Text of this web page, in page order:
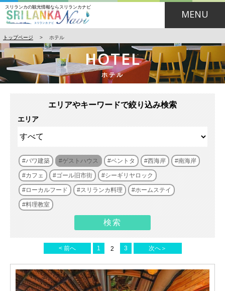
スリランカの観光情報ならスリランカナビ
MENU
トップページ > ホテル
HOTEL
ホテル
エリアやキーワードで絞り込み検索
エリア
バワ建築 ゲストハウス ベントタ 西海岸 南海岸
カフェ ゴール旧市街 シーギリヤロック
ローカルフード スリランカ料理 ホームステイ
料理教室
< 前へ 1 2 3 次へ＞